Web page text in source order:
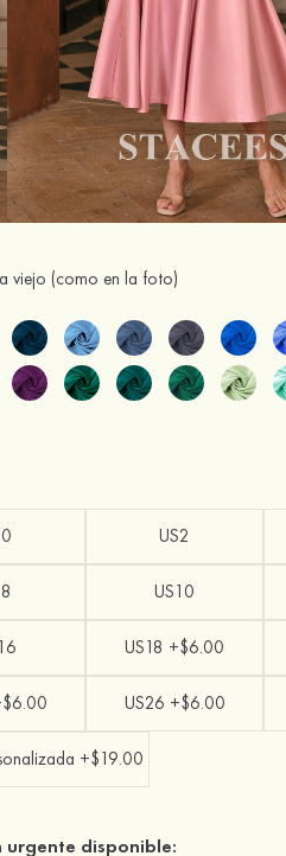
viejo (como en la foto)
US2
US10
US18 +$6.00
US26 +$6.00
+$19.00
urgente disponible: